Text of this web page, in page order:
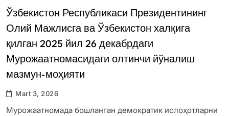
Ўзбекистон Республикаси Президентининг
Олий Мажлисга ва Ўзбекистон халқига
қилган 2025 йил 26 декабрдаги
Мурожаатномасидаги олтинчи йўналиш
мазмун-моҳияти
Mart 3, 2026
Мурожаатномада бошланган демократик ислоҳотларни